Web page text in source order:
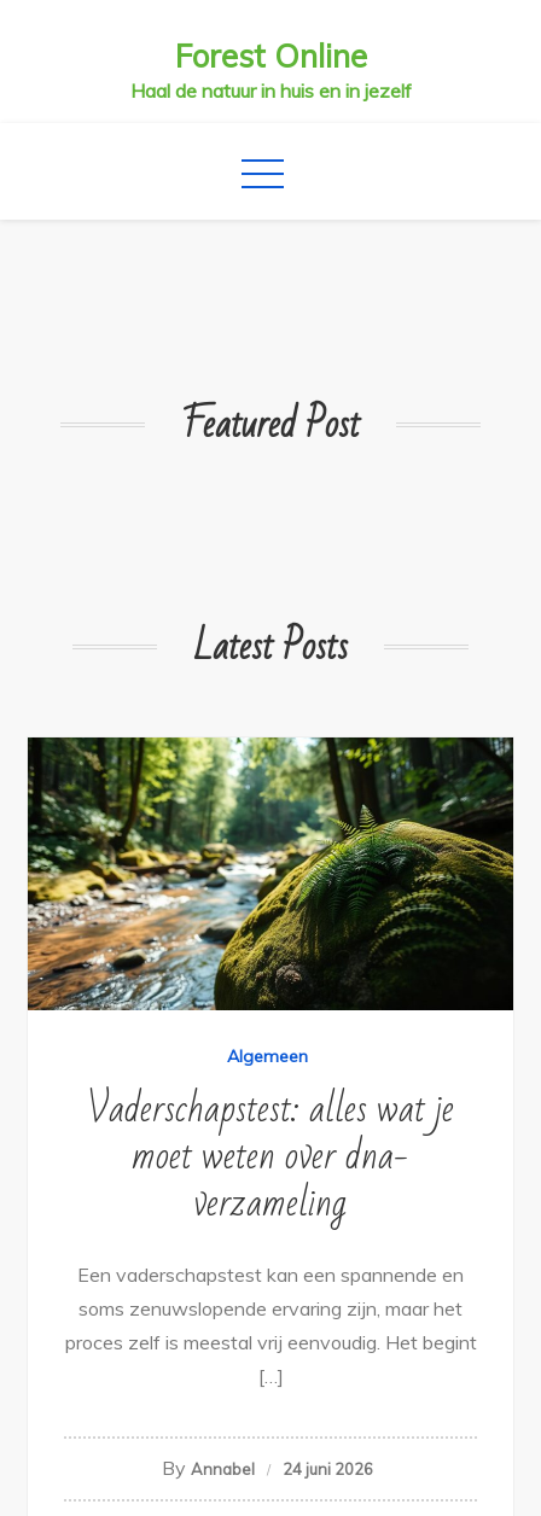
Forest Online
Haal de natuur in huis en in jezelf
Featured Post
Latest Posts
Algemeen
Vaderschapstest: alles wat je
moet weten over dna-
verzameling
Een vaderschapstest kan een spannende en
soms zenuwslopende ervaring zijn, maar het
proces zelf is meestal vrij eenvoudig. Het begint
[…]
By Annabel 24 juni 2026